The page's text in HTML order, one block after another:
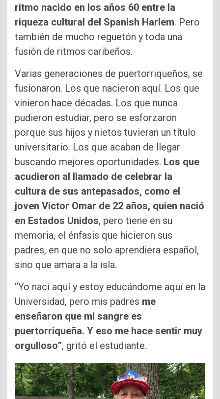
ritmo nacido en los años 60 entre la
riqueza cultural del Spanish Harlem. Pero
también de mucho reguetón y toda una
fusión de ritmos caribeños.
Varias generaciones de puertorriqueños, se
fusionaron. Los que nacieron aquí. Los que
vinieron hace décadas. Los que nunca
pudieron estudiar, pero se esforzaron
porque sus hijos y nietos tuvieran un título
universitario. Los que acaban de llegar
buscando mejores oportunidades. Los que
acudieron al llamado de celebrar la
cultura de sus antepasados, como el
joven Victor Omar de 22 años, quien nació
en Estados Unidos, pero tiene en su
memoria, el énfasis que hicieron sus
padres, en que no solo aprendiera español,
sino que amara a la isla.
“Yo nací aquí y estoy educándome aquí en la
Universidad, pero mis padres me
enseñaron que mi sangre es
puertorriqueña. Y eso me hace sentir muy
orgulloso”, gritó el estudiante.